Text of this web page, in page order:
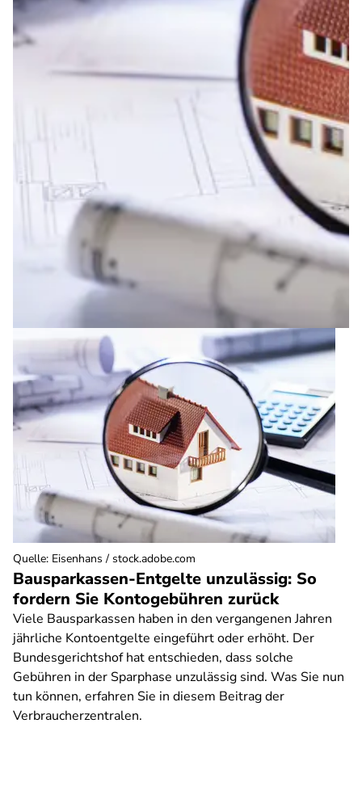
Bausparkassen-Entgelte unzulässig: So
fordern Sie Kontogebühren zurück
Viele Bausparkassen haben in den vergangenen Jahren
jährliche Kontoentgelte eingeführt oder erhöht. Der
Bundesgerichtshof hat entschieden, dass solche
Gebühren in der Sparphase unzulässig sind. Was Sie nun
tun können, erfahren Sie in diesem Beitrag der
Verbraucherzentralen.
Quelle: Eisenhans / stock.adobe.com